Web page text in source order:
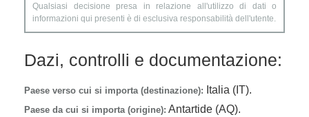
Qualsiasi decisione presa in relazione all'utilizzo di dati o
informazioni qui presenti è di esclusiva responsabilità dell'utente.
Dazi, controlli e documentazione:
Paese verso cui si importa (destinazione): Italia (IT).
Paese da cui si importa (origine): Antartide (AQ).